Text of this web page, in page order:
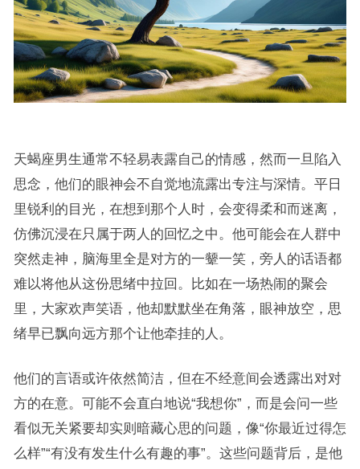
天蝎座男生通常不轻易表露自己的情感，然而一旦陷入
思念，他们的眼神会不自觉地流露出专注与深情。平日
里锐利的目光，在想到那个人时，会变得柔和而迷离，
仿佛沉浸在只属于两人的回忆之中。他可能会在人群中
突然走神，脑海里全是对方的一颦一笑，旁人的话语都
难以将他从这份思绪中拉回。比如在一场热闹的聚会
里，大家欢声笑语，他却默默坐在角落，眼神放空，思
绪早已飘向远方那个让他牵挂的人。
他们的言语或许依然简洁，但在不经意间会透露出对对
方的在意。可能不会直白地说“我想你”，而是会问一些
看似无关紧要却实则暗藏心思的问题，像“你最近过得怎
么样”“有没有发生什么有趣的事”。这些问题背后，是他